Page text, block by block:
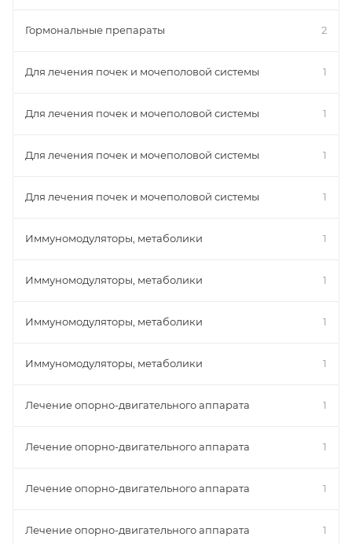
Гормональные препараты 2
Для лечения почек и мочеполовой системы 1
Для лечения почек и мочеполовой системы 1
Для лечения почек и мочеполовой системы 1
Для лечения почек и мочеполовой системы 1
Иммуномодуляторы, метаболики 1
Иммуномодуляторы, метаболики 1
Иммуномодуляторы, метаболики 1
Иммуномодуляторы, метаболики 1
Лечение опорно-двигательного аппарата 1
Лечение опорно-двигательного аппарата 1
Лечение опорно-двигательного аппарата 1
Лечение опорно-двигательного аппарата 1